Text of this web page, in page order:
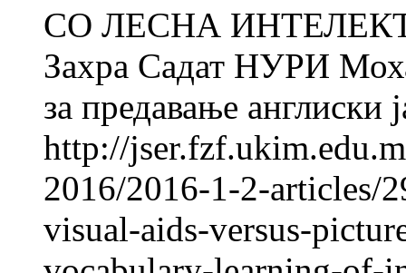
СО ЛЕСНА
Захра Садат НУРИ
за предавање англиски
http://
2016/2016-1-2-articles/
visual-aids-versus-